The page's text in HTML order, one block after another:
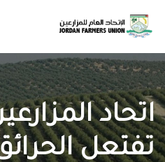
اتحاد
تفتعل